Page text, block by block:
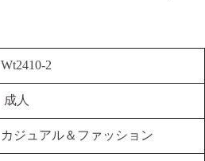
Wt2410-2
成人
カジュアル＆ファッション